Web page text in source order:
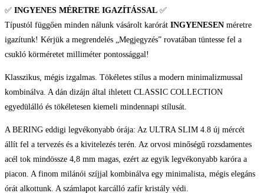
✅ INGYENES MÉRETRE IGAZÍTÁSSAL ✅
Típustól függően minden nálunk vásárolt karórát INGYENESEN méretre
igazítunk! Kérjük a megrendelés „Megjegyzés” rovatában tüntesse fel a
csukló körméretet milliméter pontossággal!
Klasszikus, mégis izgalmas. Tökéletes stílus a modern minimalizmussal
kombinálva. A dán dizájn által ihletett CLASSIC COLLECTION
egyedülálló és tökéletesen kiemeli mindennapi stílusát.
A BERING eddigi legvékonyabb órája: Az ULTRA SLIM 4.8 új mércét
állít fel a tervezés és a kivitelezés terén. Az orvosi minőségű rozsdamentes
acél tok mindössze 4,8 mm magas, ezért az egyik legvékonyabb karóra a
piacon. A finom milánói szíjjal kombinálva egy minimalista, mégis elegáns
órát alkottunk. A számlapot karcálló zafír kristály védi.